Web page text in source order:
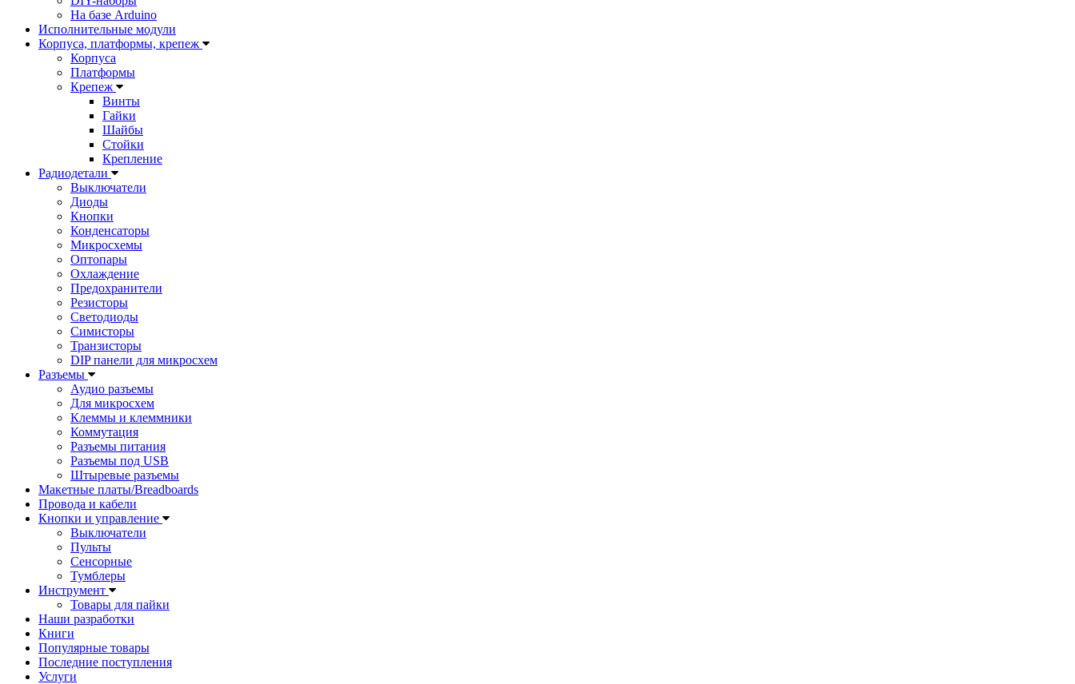
На базе Arduino
Исполнительные модули
Корпуса, платформы, крепеж
Корпуса
Платформы
Крепеж
Винты
Гайки
Шайбы
Стойки
Крепление
Радиодетали
Выключатели
Диоды
Кнопки
Конденсаторы
Микросхемы
Оптопары
Охлаждение
Предохранители
Резисторы
Светодиоды
Симисторы
Транзисторы
DIP панели для микросхем
Разъемы
Аудио разъемы
Для микросхем
Клеммы и клеммники
Коммутация
Разъемы питания
Разъемы под USB
Штыревые разъемы
Макетные платы/Breadboards
Провода и кабели
Кнопки и управление
Выключатели
Пульты
Сенсорные
Тумблеры
Инструмент
Товары для пайки
Наши разработки
Книги
Популярные товары
Последние поступления
Услуги